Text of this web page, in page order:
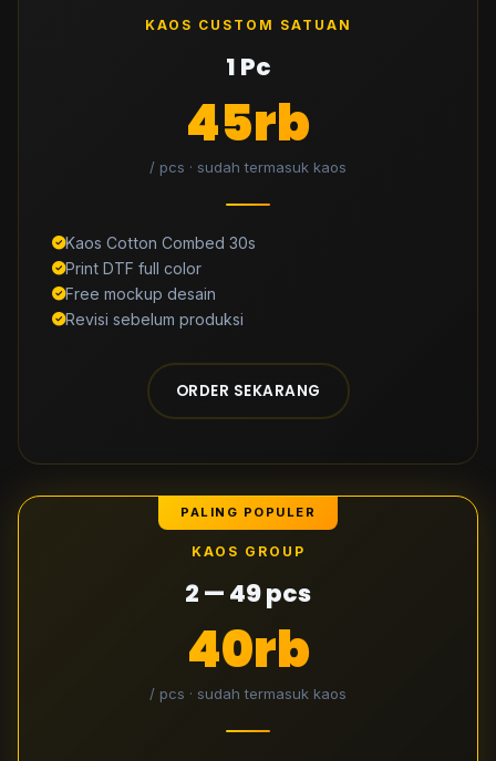
KAOS CUSTOM SATUAN
1 Pc
45rb
/ pcs · sudah termasuk kaos
Kaos Cotton Combed 30s
Print DTF full color
Free mockup desain
Revisi sebelum produksi
ORDER SEKARANG
PALING POPULER
KAOS GROUP
2 — 49 pcs
40rb
/ pcs · sudah termasuk kaos